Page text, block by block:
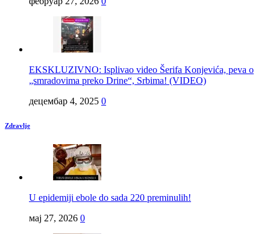
EKSKLUZIVNO: Isplivao video Šerifa Konjevića, peva o
„smradovima preko Drine“, Srbima! (VIDEO)
децембар 4, 2025 0
Zdravlje
U epidemiji ebole do sada 220 preminulih!
мај 27, 2026 0